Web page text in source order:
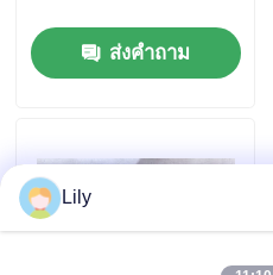
ติดต่อเรา
กรณี
ส่งคำถาม
Lily